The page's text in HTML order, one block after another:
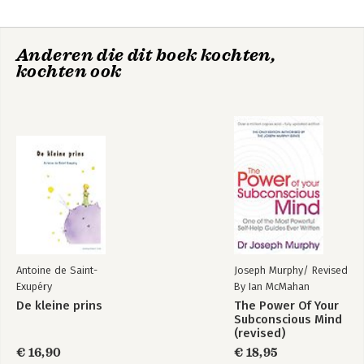
Anderen die dit boek kochten,
kochten ook
Antoine de Saint-
Exupéry
De kleine prins
€ 16,90
Joseph Murphy/ Revised
By Ian McMahan
The Power Of Your
Subconscious Mind
(revised)
€ 18,95